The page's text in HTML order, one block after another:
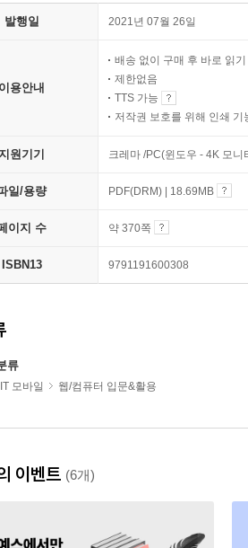
발행일 2021년 07월 26일
이용안내
배송 없이 구매 후 바로 읽기
제한없음
TTS 가능
저작권 보호를 위해 인쇄 기
원기기 크레마 /PC(윈도우 - 4K 모
일/용량 PDF(DRM) | 18.69MB
이지 수 약 370쪽
ISBN13 9791191600308
류
IT 모바일 웹/컴퓨터 입문&활용
이벤트 (6개)